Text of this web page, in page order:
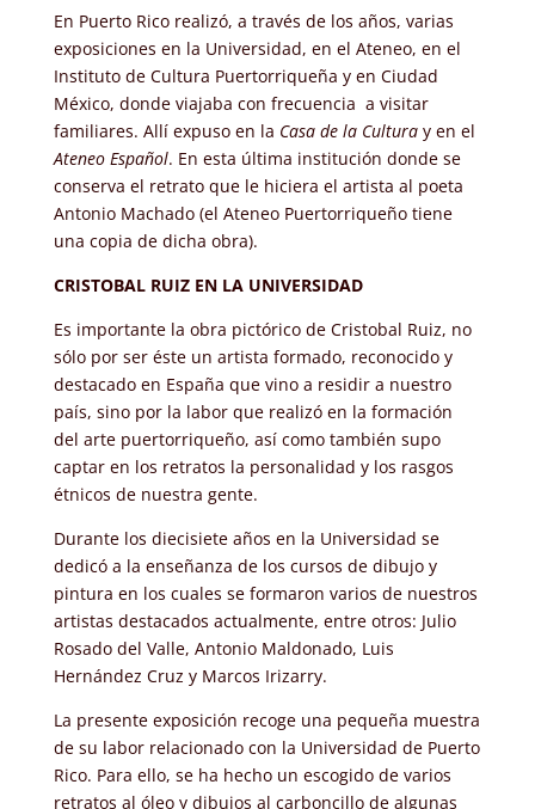
En Puerto Rico realizó, a través de los años, varias
exposiciones en la Universidad, en el Ateneo, en el
Instituto de Cultura Puertorriqueña y en Ciudad
México, donde viajaba con frecuencia a visitar
familiares. Allí expuso en la Casa de la Culturay en el
Ateneo Español. En esta última institución donde se
conserva el retrato que le hiciera el artista al poeta
Antonio Machado (el Ateneo Puertorriqueño tiene
una copia de dicha obra).
CRISTOBAL RUIZ EN LA UNIVERSIDAD
Es importante la obra pictórico de Cristobal Ruiz, no
sólo por ser éste un artista formado, reconocido y
destacado en España que vino a residir a nuestro
país, sino por la labor que realizó en la formación
del arte puertorriqueño, así como también supo
captar en los retratos la personalidad y los rasgos
étnicos de nuestra gente.
Durante los diecisiete años en la Universidad se
dedicó a la enseñanza de los cursos de dibujo y
pintura en los cuales se formaron varios de nuestros
artistas destacados actualmente, entre otros: Julio
Rosado del Valle, Antonio Maldonado, Luis
Hernández Cruz y Marcos Irizarry.
La presente exposición recoge una pequeña muestra
de su labor relacionado con la Universidad de Puerto
Rico. Para ello, se ha hecho un escogido de varios
retratos al óleo y dibujos al carboncillo de algunas